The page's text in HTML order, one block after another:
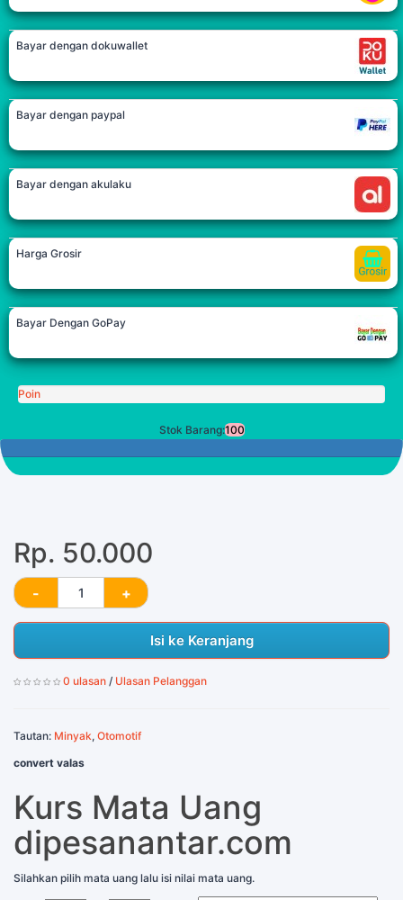
Bayar dengan dokuwallet
Bayar dengan paypal
Bayar dengan akulaku
Harga Grosir
Bayar Dengan GoPay
Poin
Stok Barang:100
Rp. 50.000
Isi ke Keranjang
0 ulasan / Ulasan Pelanggan
Tautan: Minyak, Otomotif
convert valas
Kurs Mata Uang
dipesanantar.com
Silahkan pilih mata uang lalu isi nilai mata uang.